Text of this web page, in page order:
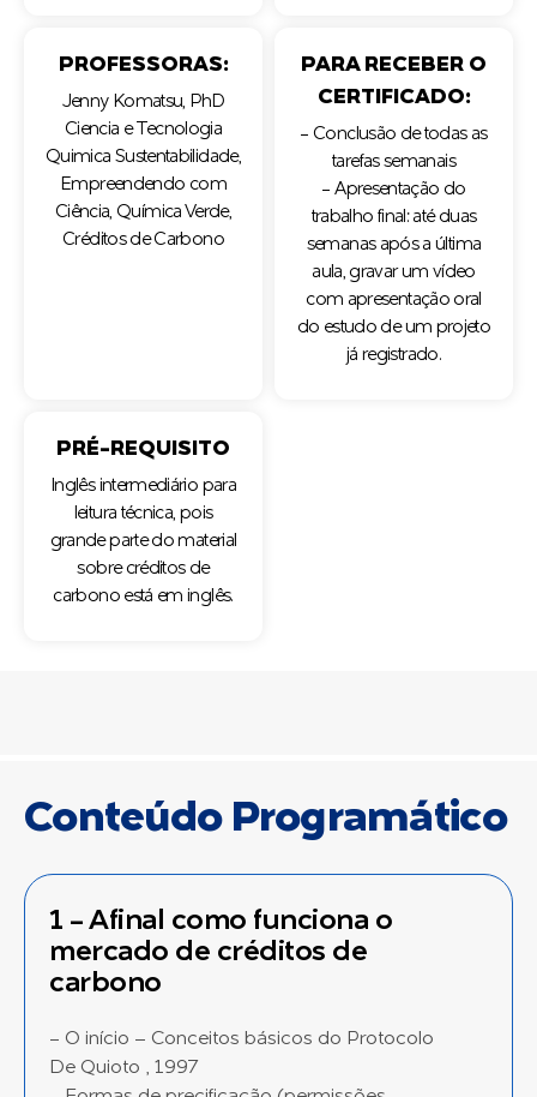
PROFESSORAS:
Jenny Komatsu, PhD
Ciencia e Tecnologia
Quimica Sustentabilidade,
Empreendendo com
Ciência, Química Verde,
Créditos de Carbono
PARA RECEBER O
CERTIFICADO:
- Conclusão de todas as
tarefas semanais
- Apresentação do
trabalho final: até duas
semanas após a última
aula, gravar um vídeo
com apresentação oral
do estudo de um projeto
já registrado.
PRÉ-REQUISITO
Inglês intermediário para
leitura técnica, pois
grande parte do material
sobre créditos de
carbono está em inglês.
Conteúdo Programático
1 - Afinal como funciona o
mercado de créditos de
carbono
- O início – Conceitos básicos do Protocolo
De Quioto , 1997